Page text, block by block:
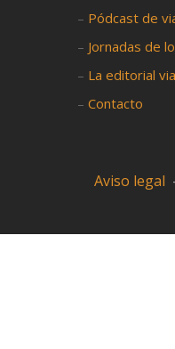
– Pódcast de
– Jornadas de
– La editorial
– Contacto
Aviso legal